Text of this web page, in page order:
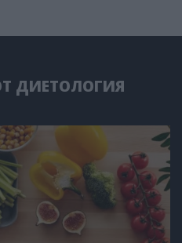
ДИЕТОЛОГИЯ